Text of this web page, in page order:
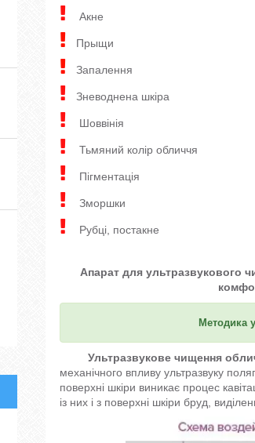
Акне
Прыщи
Запалення
Зневоднена шкіра
Шоввінія
Тьмяний колір обличчя
Пігментація
Зморшки
Рубці, постакне
Апарат для ультразвукового
Методика
Ультразвукове чищення
механічного впливу ультразвуку
поверхні шкіри виникає процес
із них і з поверхні шкіри бруд,